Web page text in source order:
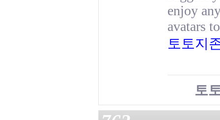
enjoy
avatars
토토지
토